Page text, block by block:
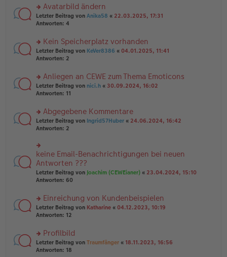
tr
a
g
e
n
er
tr
a
g
n
g
el
e
n
er
tr
a
g
rs
te
n
g
el
e
n
er
tr
a
g
Avatarbild ändern
Letzter Beitrag von Anika58 « 22.03.2025, 17:31
Antworten: 4
rs
te
n
g
el
e
n
er
tr
a
g
Kein Speicherplatz vorhanden
Letzter Beitrag von KeVer8386 « 04.01.2025, 11:41
Antworten: 2
rs
te
n
g
el
e
n
er
B
ei
tr
g
Anliegen an CEWE zum Thema Emoticons
Letzter Beitrag von nici.h « 30.09.2024, 16:02
Antworten: 11
rs
te
u
n
g
el
es
e
er
B
ei
tr
g
Abgegebene Kommentare
Letzter Beitrag von Ingrid57Huber « 24.06.2024, 16:42
Antworten: 2
rs
te
r
u
n
el
es
e
B
ei
tr
keine Email-Benachrichtigungen bei neuen
Antworten ???
Letzter Beitrag von Joachim (CEWEianer) « 23.04.2024, 15:10
Antworten: 60
rs
te
n
g
el
Einreichung von Kundenbeispielen
Letzter Beitrag von Katharine « 04.12.2023, 10:19
Antworten: 12
rs
te
Profilbild
Letzter Beitrag von Traumfänger « 18.11.2023, 16:56
Antworten: 18